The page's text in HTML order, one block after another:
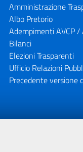
Amministrazione
Albo Pretorio
Adempimenti AVCP /
Bilanci
Elezioni Trasparenti
Ufficio Relazioni
Precedente versione